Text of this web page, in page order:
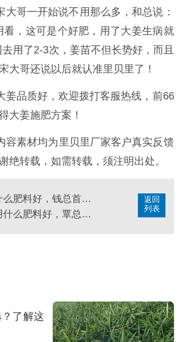
大哥一开始说不用那么多，和总说：
看，这可是个好肥，用了大姜生病就
用了2-3次，姜苗不但长势好，而且
大哥还说以后就认准里贝里了！
姜品质好，欢迎拨打客服热线，前66
大姜施肥方案！
容素材均为里贝里厂家客户真实反馈
绝转载，如需转载，须注明出处。
返回
列表
茄子用什么肥料好，钱总首选宴沃
百香果用什么肥料好，覃总说里贝里团队更专业
了解这